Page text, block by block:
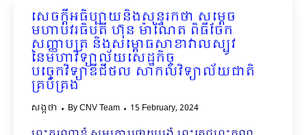
សេចក្ដីអធិប្បាយនិងសុន្ទរកថា សម្ដេច
មហាបវរធិបតី ហ៊ុន ម៉ាណែត ពិធីចែក
សញ្ញាបត្រ និងសម្ពោធសាខាវាលស្បូវ
នៃមហាវិទ្យាល័យសេដ្ឋកិច្ច
បច្ចេកវិទ្យាឌីជីថល សាកលវិទ្យាល័យជាតិ
គ្រប់គ្រង
សង្កថា ByCNV Team 15 February, 2024